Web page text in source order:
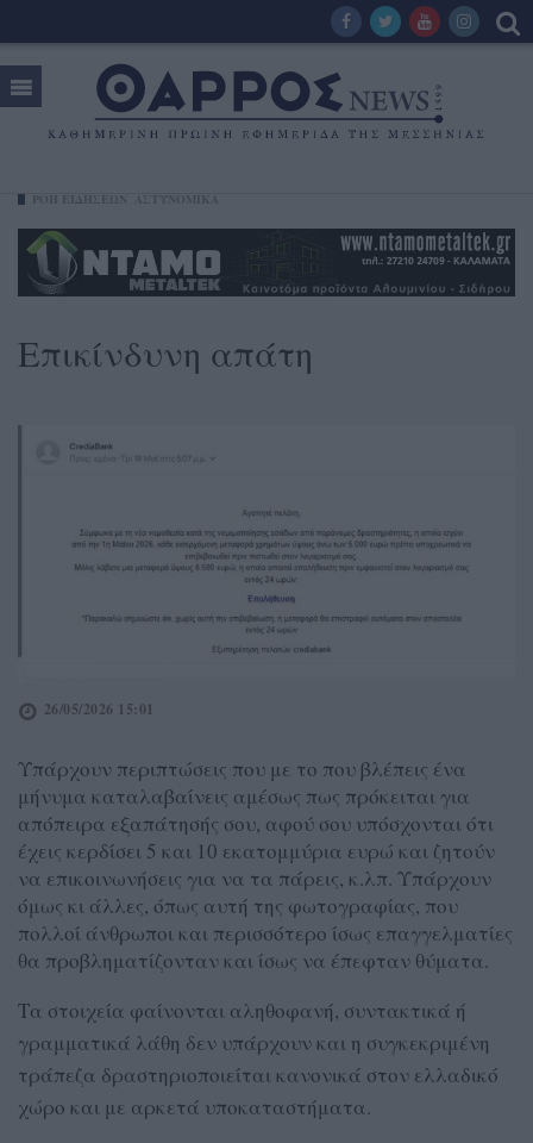
Επικίνδυνη απάτη
26/05/2026 15:01
Υπάρχουν περιπτώσεις που με το που βλέπεις ένα
μήνυμα καταλαβαίνεις αμέσως πως πρόκειται για
απόπειρα εξαπάτησής σου, αφού σου υπόσχονται ότι
έχεις κερδίσει 5 και 10 εκατομμύρια ευρώ και ζητούν
να επικοινωνήσεις για να τα πάρεις, κ.λπ. Υπάρχουν
όμως κι άλλες, όπως αυτή της φωτογραφίας, που
πολλοί άνθρωποι και περισσότερο ίσως επαγγελματίες
θα προβληματίζονταν και ίσως να έπεφταν θύματα.
Τα στοιχεία φαίνονται αληθοφανή, συντακτικά ή
γραμματικά λάθη δεν υπάρχουν και η συγκεκριμένη
τράπεζα δραστηριοποιείται κανονικά στον ελλαδικό
χώρο και με αρκετά υποκαταστήματα.